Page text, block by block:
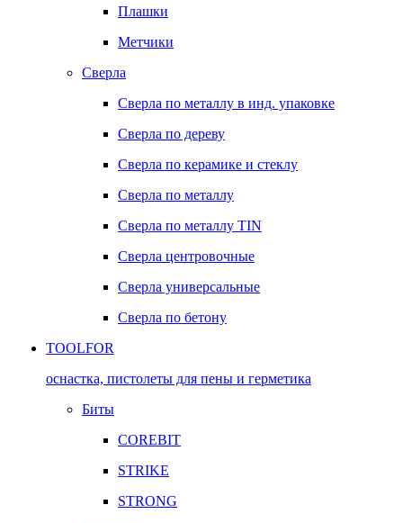
Плашки
Метчики
Сверла
Сверла по металлу в инд. упаковке
Сверла по дереву
Сверла по керамике и стеклу
Сверла по металлу
Сверла по металлу TIN
Сверла центровочные
Сверла универсальные
Сверла по бетону
TOOLFOR
оснастка, пистолеты для пены и герметика
Биты
COREBIT
STRIKE
STRONG